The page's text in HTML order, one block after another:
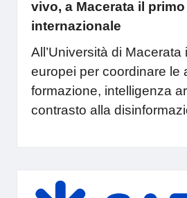
vivo, a Macerata il
internazionale
All’Università di Macerata
europei per coordinare le
formazione, intelligenza
contrasto alla